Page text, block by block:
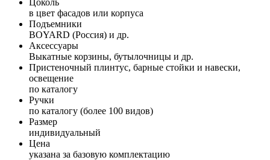
в цвет фасадов или корпуса
Подъемники
BOYARD (Россия) и др.
Аксессуары
Выкатные корзины, бутылочницы и др.
Пристеночный плинтус, барные стойки и навески,
освещение
по каталогу
Ручки
по каталогу (более 100 видов)
Размер
индивидуальный
Цена
указана за базовую комплектацию